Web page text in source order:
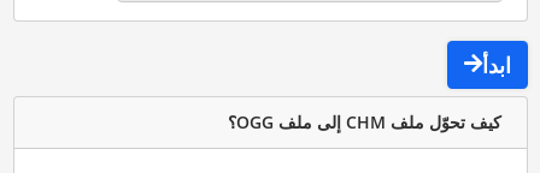
ابدأ
كيف تحوّل ملف CHM إلى ملف OGG؟